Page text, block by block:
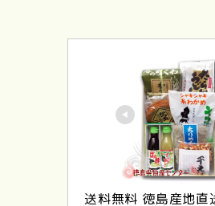
送料無料 徳島産地直